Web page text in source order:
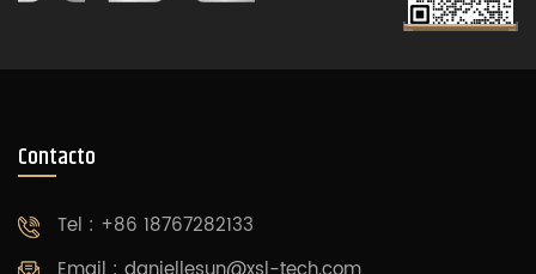
Contacto
Tel : +86 18767282133